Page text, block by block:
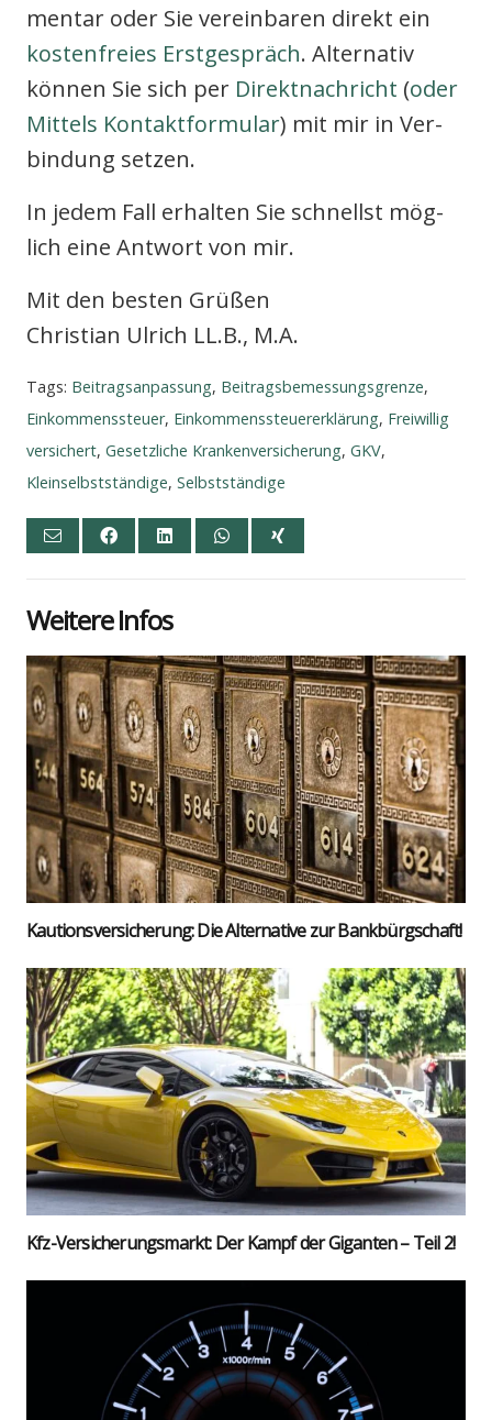
men­tar oder Sie ver­ein­ba­ren direkt ein
kos­ten­frei­es Erst­ge­spräch. Alter­na­tiv
kön­nen Sie sich per Direkt­nach­richt (oder
Mit­tels Kon­takt­for­mu­lar) mit mir in Ver­
bin­dung set­zen.
In jedem Fall erhal­ten Sie schnellst mög­
lich eine Ant­wort von mir.
Mit den bes­ten Grü­ßen
Chris­ti­an Ulrich LL.B., M.A.
Tags: Beitragsanpassung, Beitragsbemessungsgrenze,
Einkommenssteuer, Einkommenssteuererklärung, Freiwillig
versichert, Gesetzliche Krankenversicherung, GKV,
Kleinselbstständige, Selbstständige
Wei­te­re Infos
Kau­ti­ons­ver­si­che­rung: Die Alter­na­ti­ve zur Bank­bürg­schaft!
Kfz-Ver­si­che­rungs­markt: Der Kampf der Gigan­ten – Teil 2!